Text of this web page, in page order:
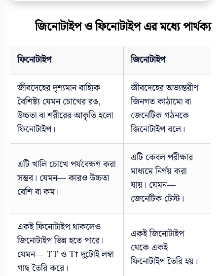
জিনোটাইপ ও ফিনোটাইপ এর মধ্যে পার্থক্য
জিনোটাইপ
ফিনোটাইপ
জীবদেহের অভ্যন্তরীণ
জিনগত কাঠামো বা
জেনেটিক গঠনকে
জিনোটাইপ বলে।
জীবদেহের দৃশ্যমান বাহ্যিক
বৈশিষ্ট্য যেমন চোখের রঙ,
উচ্চতা বা শরীরের আকৃতি হলো
ফিনোটাইপ।
এটি কেবল পরীক্ষার
মাধ্যমে নির্ণয় করা
যায়। যেমন—
জেনেটিক টেস্ট।
এটি খালি চোখে পর্যবেক্ষণ করা
সম্ভব। যেমন— কারও উচ্চতা
বেশি বা কম।
একই জিনোটাইপ
থেকে একই
ফিনোটাইপ তৈরি হয়।
একই ফিনোটাইপ থাকলেও
জিনোটাইপ ভিন্ন হতে পারে।
যেমন— TT ও Tt দুটোই লম্বা
গাছ তৈরি করে।